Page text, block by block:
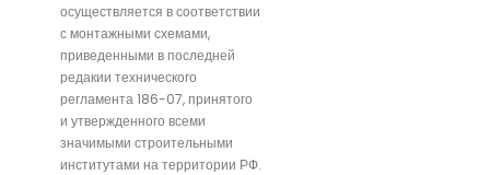
осуществляется в соответствии
с монтажными схемами,
приведенными в последней
редакии технического
регламента 186-07, принятого
и утвержденного всеми
значимыми строительными
институтами на территории РФ.